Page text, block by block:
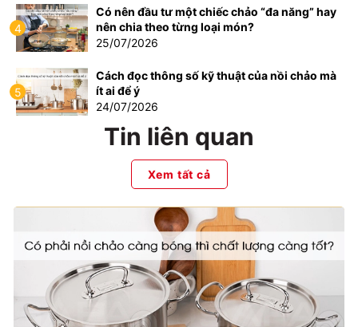
4
Có nên đầu tư một chiếc chảo “đa năng” hay
nên chia theo từng loại món?
25/07/2026
5
Cách đọc thông số kỹ thuật của nồi chảo mà
ít ai để ý
24/07/2026
Tin liên quan
Xem tất cả